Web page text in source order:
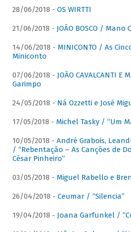
28/06/2018 - OS WIRTTI
21/06/2018 - JOÃO BOSCO / Mano
14/06/2018 - MINICONTO / As
Miniconto
07/06/2018 - JOÃO CAVALCANTI E
Garimpo
24/05/2018 - Ná Ozzetti e José
17/05/2018 - Michel Tasky / “Um
10/05/2018 - André Grabois,
/ “Rebentação – As Canções de
César Pinheiro”
03/05/2018 - Miguel Rabello e
26/04/2018 - Ceumar / “Silencia”
19/04/2018 - Joana Garfunkel /